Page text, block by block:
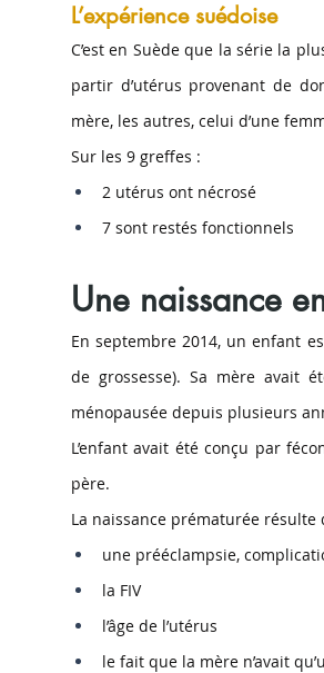
L’expérience suédoise
C’est en Suède que la série la
partir d’utérus provenant de
mère, les autres, celui d’une
Sur les 9 greffes :
2 utérus ont nécrosé
7 sont restés fonctionnels
Une naissance
En septembre 2014, un enfant
de grossesse). Sa mère avait
ménopausée depuis plusieurs
L’enfant avait été conçu par
père.
La naissance prématurée
une prééclampsie,
la FIV
l’âge de l’utérus
le fait que la mère n’avait